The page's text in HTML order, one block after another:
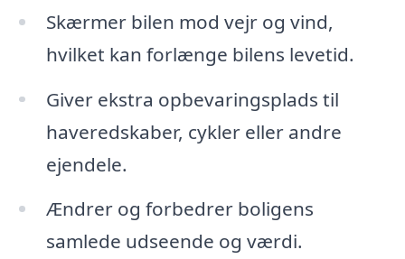
Skærmer bilen mod vejr og vind,
hvilket kan forlænge bilens levetid.
Giver ekstra opbevaringsplads til
haveredskaber, cykler eller andre
ejendele.
Ændrer og forbedrer boligens
samlede udseende og værdi.